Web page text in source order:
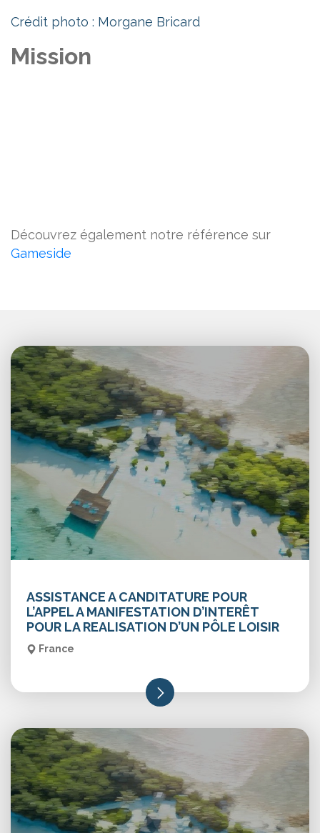
Crédit photo : Morgane Bricard
Mission
Découvrez également notre référence sur
Gameside
ASSISTANCE A CANDITATURE POUR
L’APPEL A MANIFESTATION D’INTERÊT
POUR LA REALISATION D’UN PÔLE LOISIR
France